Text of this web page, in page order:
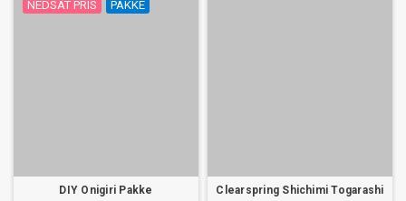
NEDSAT PRIS PAKKE
DIY Onigiri Pakke
Clearspring Shichimi Togarashi